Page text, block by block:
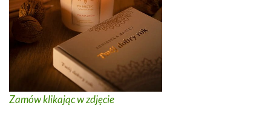
Zamów klikając w zdjęcie